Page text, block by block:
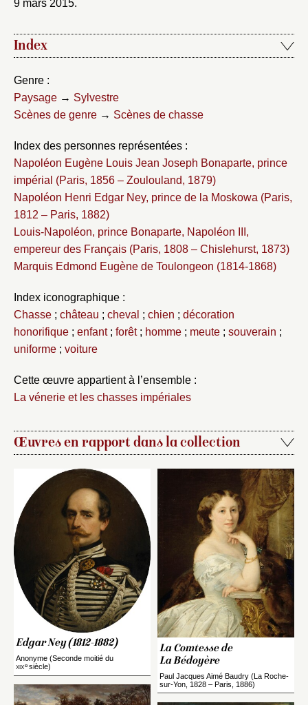
9 mars 2015.
Index
Genre :
Paysage → Sylvestre
Scènes de genre → Scènes de chasse
Index des personnes représentées :
Napoléon Eugène Louis Jean Joseph Bonaparte, prince
impérial (Paris, 1856 – Zoulouland, 1879)
Napoléon Henri Edgar Ney, prince de la Moskowa (Paris,
1812 – Paris, 1882)
Louis-Napoléon, prince Bonaparte, Napoléon III,
empereur des Français (Paris, 1808 – Chislehurst, 1873)
Marquis Edmond Eugène de Toulongeon (1814-1868)
Index iconographique :
Chasse ; château ; cheval ; chien ; décoration
honorifique ; enfant; forêt; homme ; meute ; souverain ;
uniforme ; voiture
Cette œuvre appartient à l’ensemble :
La vénerie et les chasses impériales
Œuvres en rapport dans la collection
Edgar Ney (1812-1882)
Anonyme (Seconde moitié du
xixesiècle)
La Comtesse de
La Bédoyère
Paul Jacques Aimé Baudry (La Roche-
sur-Yon, 1828 – Paris, 1886)